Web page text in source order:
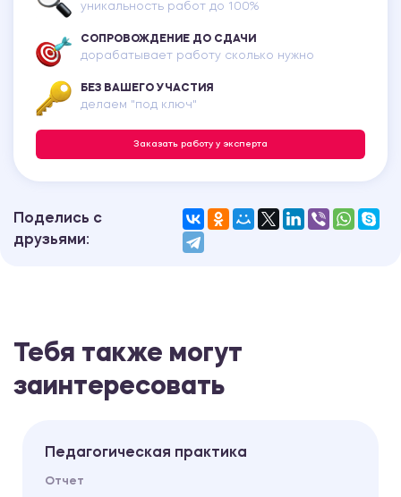
уникальность работ до 100%
СОПРОВОЖДЕНИЕ ДО СДАЧИ
дорабатывает работу сколько нужно
БЕЗ ВАШЕГО УЧАСТИЯ
делаем "под ключ"
Заказать работу у эксперта
Поделись с
друзьями:
Тебя также могут
заинтересовать
Педагогическая практика
Отчет